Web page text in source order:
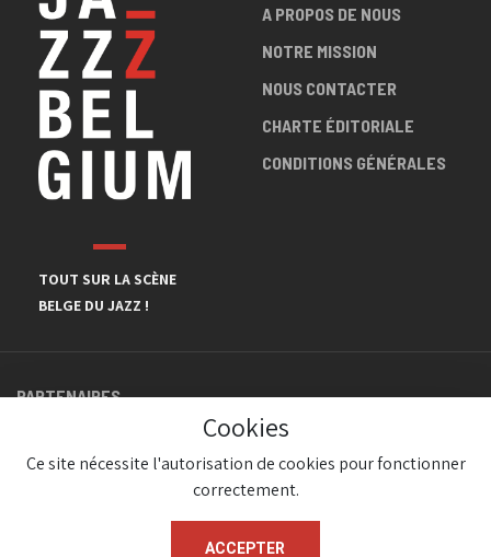
TOUT SUR LA SCÈNE
BELGE DU JAZZ !
A PROPOS DE NOUS
NOTRE MISSION
NOUS CONTACTER
CHARTE ÉDITORIALE
CONDITIONS GÉNÉRALES
PARTENAIRES
Cookies
Ce site nécessite l'autorisation de cookies pour fonctionner
correctement.
ACCEPTER